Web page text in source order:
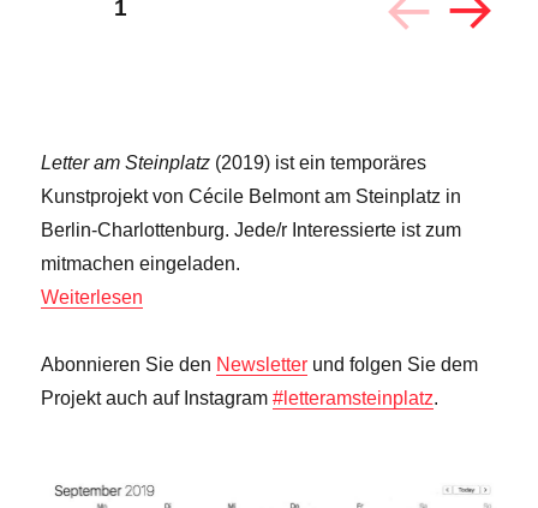
1
Letter am Steinplatz (2019) ist ein temporäres
Kunstprojekt von Cécile Belmont am Steinplatz in
Berlin-Charlottenburg. Jede/r Interessierte ist zum
mitmachen eingeladen.
Weiterlesen
Abonnieren Sie den Newsletter und folgen Sie dem
Projekt auch auf Instagram#letteramsteinplatz.